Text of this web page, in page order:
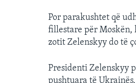
Por parakushtet që
fillestare për Moskën,
zotit Zelenskyy do të
Presidenti Zelenskyy
pushtuara të